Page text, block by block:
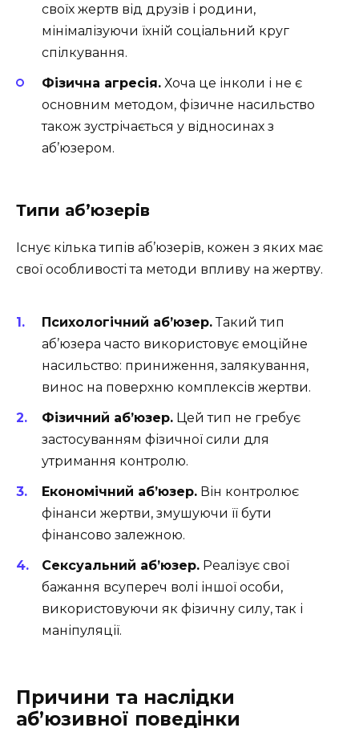
своїх жертв від друзів і родини,
мінімалізуючи їхній соціальний круг
спілкування.
Фізична агресія. Хоча це інколи і не є
основним методом, фізичне насильство
також зустрічається у відносинах з
аб’юзером.
Типи аб’юзерів
Існує кілька типів аб’юзерів, кожен з яких має
свої особливості та методи впливу на жертву.
Психологічний аб’юзер.Такий тип
аб’юзера часто використовує емоційне
насильство: приниження, залякування,
винос на поверхню комплексів жертви.
Фізичний аб’юзер. Цей тип не гребує
застосуванням фізичної сили для
утримання контролю.
Економічний аб’юзер. Він контролює
фінанси жертви, змушуючи її бути
фінансово залежною.
Сексуальний аб’юзер. Реалізує свої
бажання всупереч волі іншої особи,
використовуючи як фізичну силу, так і
маніпуляції.
Причини та наслідки
аб’юзивної поведінки